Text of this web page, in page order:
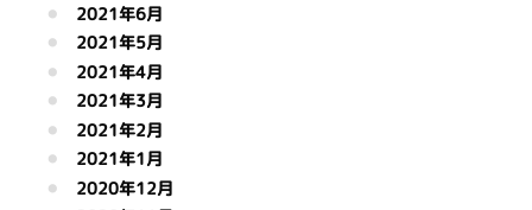
2021年6月
2021年5月
2021年4月
2021年3月
2021年2月
2021年1月
2020年12月